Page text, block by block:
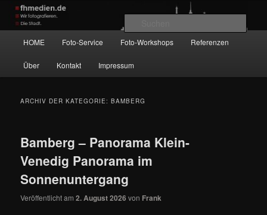
Zum
primären
Inhalt
springen
Zum
sekundären
Inhalt
springen
Wir fotografieren die Hauptstadt!
HOME Foto-Service Foto-Workshops Referenzen
Über Kontakt Impressum
ARCHIV DER KATEGORIE:BAMBERG
Bamberg – Panorama Klein-
Venedig Panorama im
Sonnenuntergang
Veröffentlicht am2. August 2026 von Frank